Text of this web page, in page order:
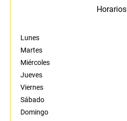
Horarios
Lunes
Martes
Miércoles
Jueves
Viernes
Sábado
Domingo